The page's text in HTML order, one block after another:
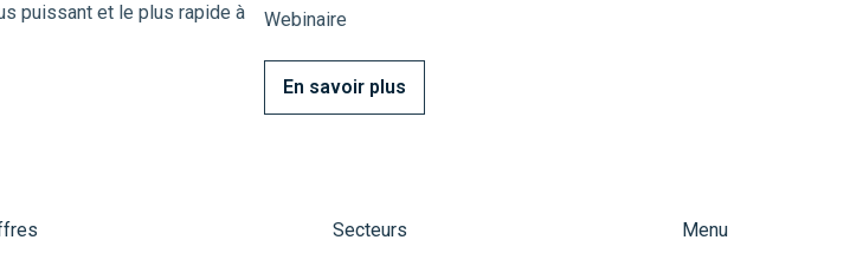
puissant et le plus rapide à
Webinaire
En savoir plus
Secteurs
Menu